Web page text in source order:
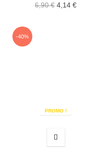
6,90 € 4,14 €
PROMO !
-40%